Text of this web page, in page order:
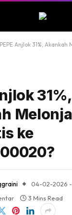
PEPE Anjlok 31%, Akankah
31%,
ke
04-02-2026 -
3 Mins Read